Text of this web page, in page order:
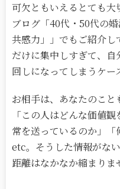
可欠ともいえるとても
ブログ「40代・50代の
共感力」」でもご紹介し
だけに集中しすぎて、
回しになってしまうケー
お相手は、あなたのこと
「この人はどんな価値
常を送っているのか」「
etc。そうした情報がな
距離はなかなか縮まりま